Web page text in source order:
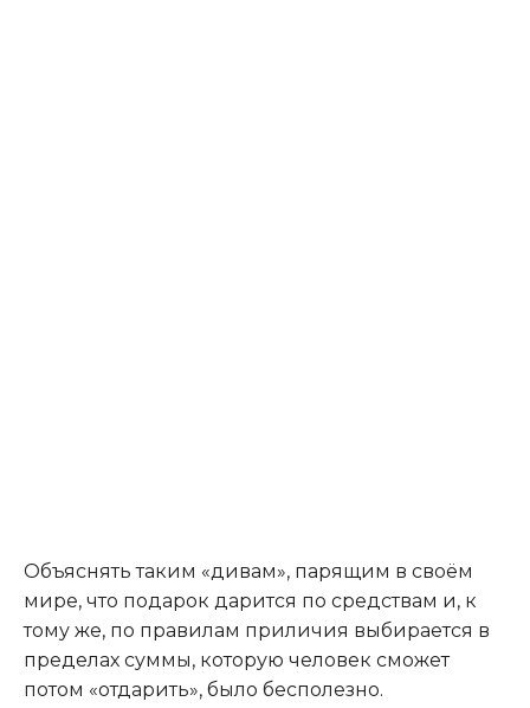
Объяснять таким «дивам», парящим в своём
мире, что подарок дарится по средствам и, к
тому же, по правилам приличия выбирается в
пределах суммы, которую человек сможет
потом «отдарить», было бесполезно.